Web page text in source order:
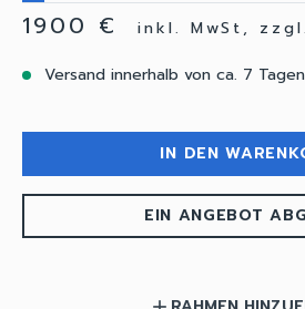
1900 €
inkl. MwSt,
Versand innerhalb von ca. 7 Tagen
IN DEN
EIN ANGEBOT